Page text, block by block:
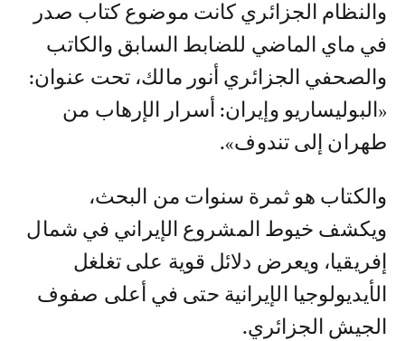
والنظام الجزائري كانت موضوع كتاب صدر
في ماي الماضي للضابط السابق والكاتب
والصحفي الجزائري أنور مالك، تحت عنوان:
«البوليساريو وإيران: أسرار الإرهاب من
طهران إلى تندوف».
والكتاب هو ثمرة سنوات من البحث،
ويكشف خيوط المشروع الإيراني في شمال
إفريقيا، ويعرض دلائل قوية على تغلغل
الأيديولوجيا الإيرانية حتى في أعلى صفوف
الجيش الجزائري.